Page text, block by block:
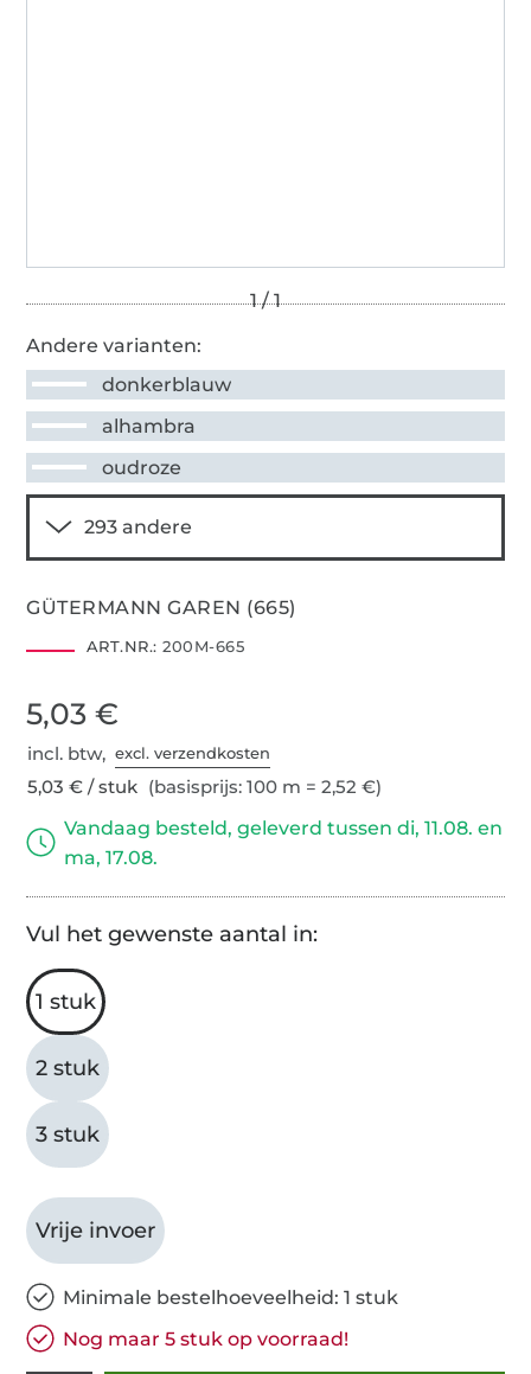
Andere varianten:
donkerblauw
alhambra
oudroze
GÜTERMANN GAREN (665)
ART.NR.: 200M-665
5,03 €
incl. btw,excl. verzendkosten
5,03 € / stuk (basisprijs: 100 m = 2,52 €)
Vandaag besteld, geleverd tussen di, 11.08. en
ma, 17.08.
Vul het gewenste aantal in:
1 stuk
2 stuk
3 stuk
Vrije invoer
Minimale bestelhoeveelheid: 1 stuk
Nog maar 5 stuk op voorraad!